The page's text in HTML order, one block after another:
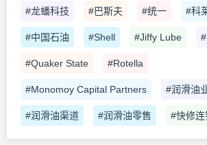
#龙蟠科技 #巴斯夫 #统一 #科
#中国石油 #Shell #Jiffy Lube
#Quaker State #Rotella
#Monomoy Capital Partners #润滑油
#润滑油渠道 #润滑油零售 #快修连